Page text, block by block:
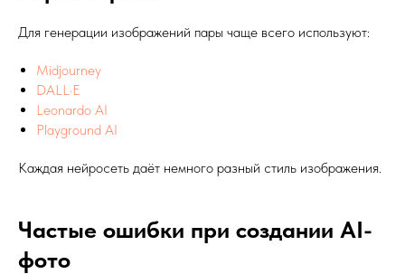
Для генерации изображений пары чаще всего используют:
Midjourney
DALL·E
Leonardo AI
Playground AI
Каждая нейросеть даёт немного разный стиль изображения.
Частые ошибки при создании AI-
фото